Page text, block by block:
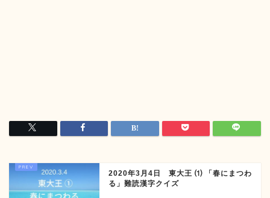
2020年3月4日 東大王 ⑴ 「春にまつわ
る」難読漢字クイズ